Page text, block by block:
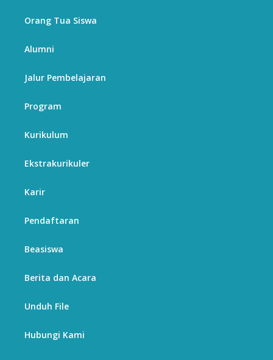
Orang Tua Siswa
Alumni
Jalur Pembelajaran
Program
Kurikulum
Ekstrakurikuler
Karir
Pendaftaran
Beasiswa
Berita dan Acara
Unduh File
Hubungi Kami